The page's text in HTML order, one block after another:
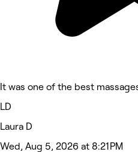
It was one of the best
LD
Laura D
Wed, Aug 5, 2026 at 8:21 PM